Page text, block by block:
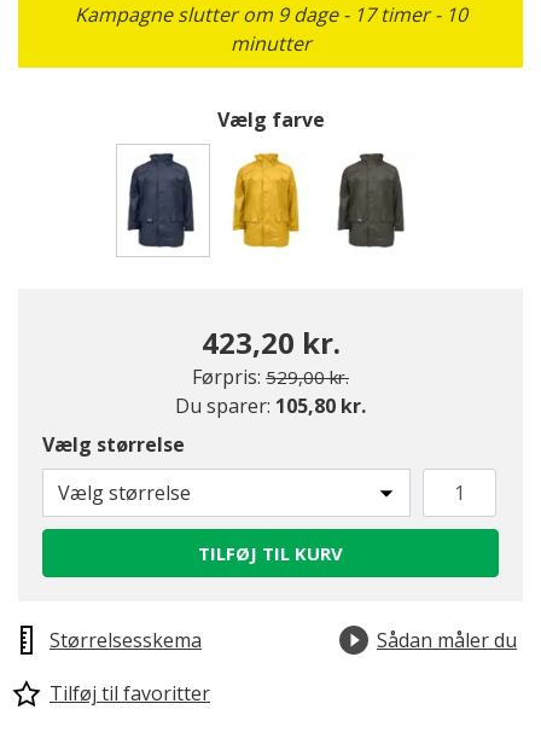
Kampagne slutter om 9 dage - 17 timer - 10
minutter
Vælg farve
423,20 kr.
Førpris: Pris nedsat fra
529,00 kr.til
Du sparer: 105,80 kr.
Vælg størrelse
Vælg størrelse
TILFØJ TIL KURV
Størrelsesskema
Sådan måler du
Tilføj til favoritter